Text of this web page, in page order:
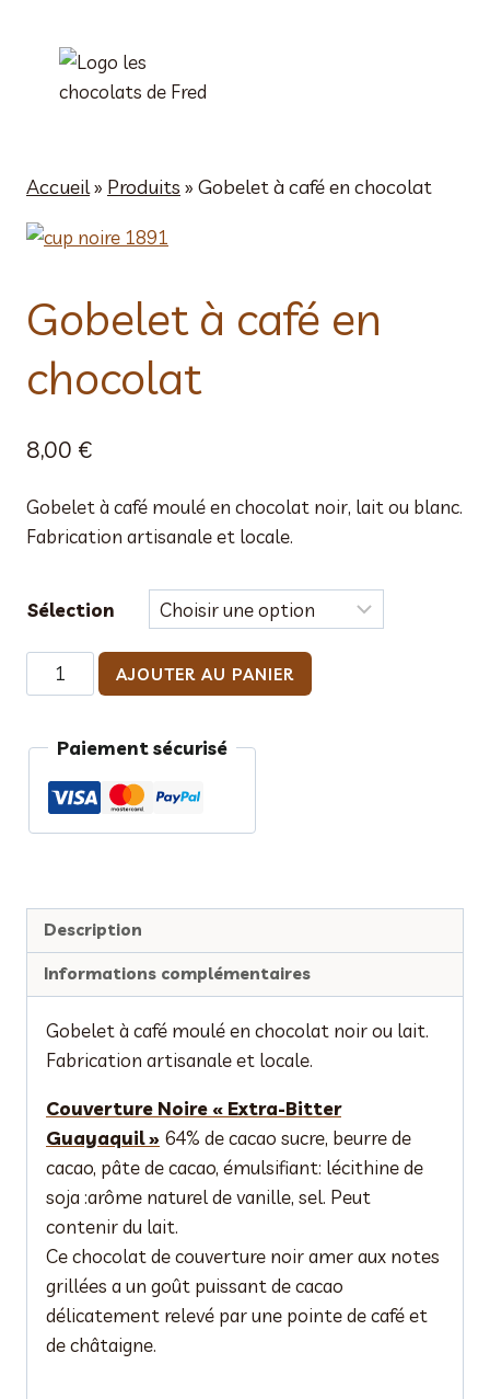
Accueil» Produits » Gobelet à café en chocolat
Gobelet à café en
chocolat
8,00 €
Gobelet à café moulé en chocolat noir, lait ou blanc.
Fabrication artisanale et locale.
Sélection
quantité
de
à
café
AJOUTER AU PANIER
Paiement sécurisé
Description
Informations complémentaires
Gobelet à café moulé en chocolat noir ou lait.
Fabrication artisanale et locale.
Couverture Noire « Extra-Bitter
Guayaquil » 64% de cacao sucre, beurre de
cacao, pâte de cacao, émulsifiant: lécithine de
soja :arôme naturel de vanille, sel. Peut
contenir du lait.
Ce chocolat de couverture noir amer aux notes
grillées a un goût puissant de cacao
délicatement relevé par une pointe de café et
de châtaigne.